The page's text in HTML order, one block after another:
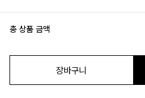
총 상품 금액
장바구니